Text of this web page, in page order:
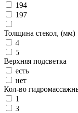
194
197
Толщина стекол, (мм)
4
5
Верхняя подсветка
есть
нет
Кол-во
1
3